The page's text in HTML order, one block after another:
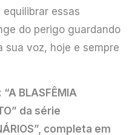
essas
do perigo guardando
sua voz, hoje e sempre
BLASFÊMIA
da série
completa em